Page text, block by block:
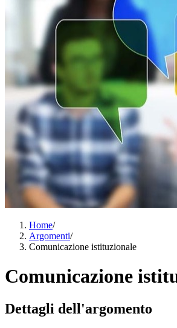
Home/
Argomenti/
Comunicazione istituzionale
Comunicazione
Dettagli dell'argomento